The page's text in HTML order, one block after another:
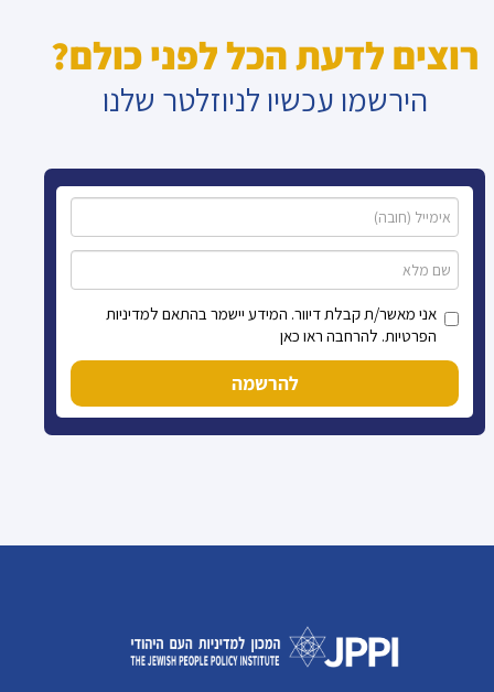
רוצים לדעת הכל לפני כולם?
הירשמו עכשיו לניוזלטר שלנו
אני מאשר/ת קבלת דיוור. המידע יישמר בהתאם למדיניות
הפרטיות. להרחבה ראו כאן
להרשמה